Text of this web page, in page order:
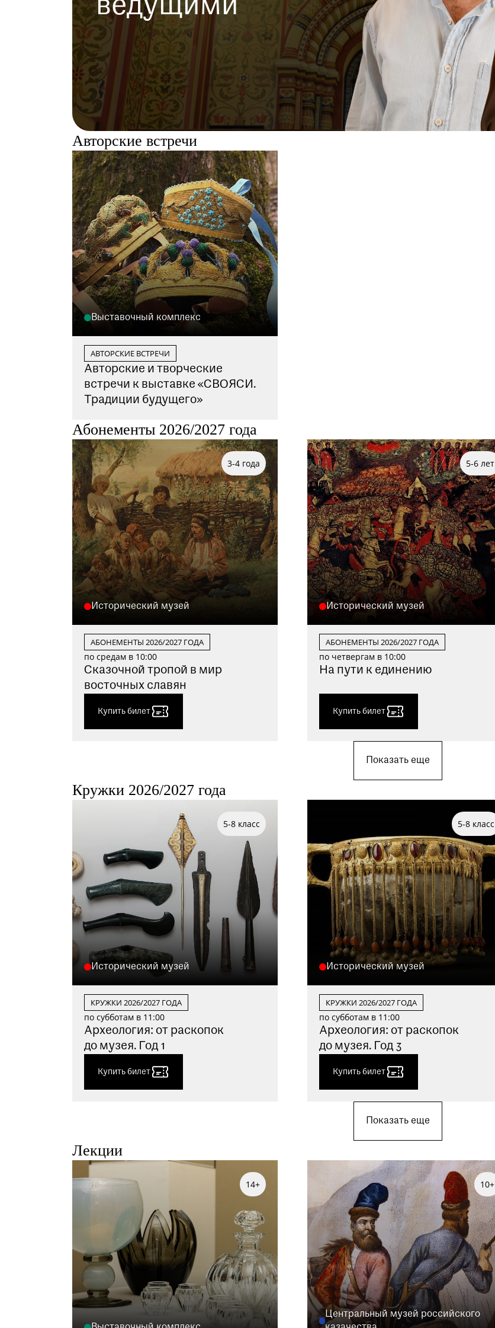
ведущими
Авторские встречи
Выставочный комплекс
АВТОРСКИЕ ВСТРЕЧИ
Авторские и творческие
встречи к выставке «СВОЯСИ.
Традиции будущего»
Абонементы 2026/2027 года
Исторический музей
3-4 года
АБОНЕМЕНТЫ 2026/2027 ГОДА
по средам в 10:00
Сказочной тропой в мир
восточных славян
Купить билет
Исторический музей
5-6 лет
АБОНЕМЕНТЫ 2026/2027 ГОДА
по четвергам в 10:00
На пути к единению
Купить билет
Показать еще
Кружки 2026/2027 года
Исторический музей
5-8 класс
КРУЖКИ 2026/2027 ГОДА
по субботам в 11:00
Археология: от раскопок
до музея. Год 1
Купить билет
Исторический музей
5-8 класс
КРУЖКИ 2026/2027 ГОДА
по субботам в 11:00
Археология: от раскопок
до музея. Год 3
Купить билет
Показать еще
Лекции
14+
Центральный музей российского
10+